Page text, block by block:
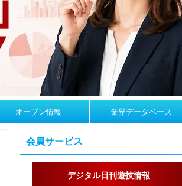
オープン情報 業界データベース
会員サービス
デジタル日刊遊技情報